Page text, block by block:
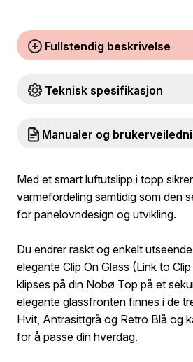
Fullstendig beskrivelse
Teknisk spesifikasjon
Manualer og
Med et smart luftutslipp i topp
varmefordeling samtidig som den
for panelovndesign og utvikling.
Du endrer raskt og enkelt
elegante Clip On Glass (Link to
klipses på din Nobø Top på et
elegante glassfronten finnes i de
Hvit, Antrasittgrå og Retro Blå og
for å passe din hverdag.